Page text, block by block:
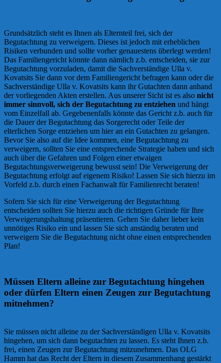
Grundsätzlich steht es Ihnen als Elternteil frei, sich der
Begutachtung zu verweigern. Dieses ist jedoch mit erheblichen
Risiken verbunden und sollte vorher genauestens überlegt werden!
Das Familiengericht könnte dann nämlich z.b. entscheiden, sie zur
Begutachtung vorzuladen, damit die Sachverständige Ulla v.
Kovatsits Sie dann vor dem Familiengericht befragen kann oder die
Sachverständige Ulla v. Kovatsits kann ihr Gutachten dann anhand
der vorliegenden Akten erstellen. Aus unserer Sicht ist es also nicht
immer sinnvoll, sich der Begutachtung zu entziehen und hängt
vom Einzelfall ab. Gegebenenfalls könnte das Gericht z.b. auch für
die Dauer der Begutachtung das Sorgerecht oder Teile der
elterlichen Sorge entziehen um hier an ein Gutachten zu gelangen.
Bevor Sie also auf die Idee kommen, eine Begutachtung zu
verweigern, sollten Sie eine entsprechende Strategie haben und sich
auch über die Gefahren und Folgen einer etwaigen
Begutachtungsverweigerung bewusst sein! Die Verweigerung der
Begutachtung erfolgt auf eigenem Risiko! Lassen Sie sich hierzu im
Vorfeld z.b. durch einen Fachanwalt für Familienrecht beraten!
Sofern Sie sich für eine Verweigerung der Begutachtung
entscheiden sollten Sie hierzu auch die richtigen Gründe für Ihre
Verweigerungshaltung präsentieren. Gehen Sie daher lieber kein
unnötiges Risiko ein und lassen Sie sich anständig beraten und
verweigern Sie die Begutachtung nicht ohne einen entsprechenden
Plan!
Müssen Eltern alleine zur Begutachtung hingehen
oder dürfen Eltern einen Zeugen zur Begutachtung
mitnehmen?
Sie müssen nicht alleine zu der Sachverständigen Ulla v. Kovatsits
hingehen, um sich dann begutachten zu lassen. Es steht Ihnen z.b.
frei, einen Zeugen zur Begutachtung mitzunehmen. Das OLG
Hamm hat das Recht der Eltern in diesem Zusammenhang gestärkt